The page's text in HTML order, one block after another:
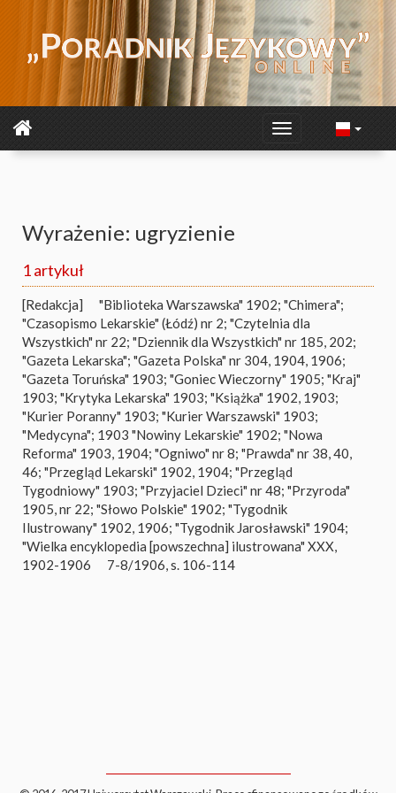
Wyrażenie: ugryzienie
1 artykuł
[Redakcja]
"Biblioteka Warszawska" 1902; "Chimera";
"Czasopismo Lekarskie" (Łódź) nr 2; "Czytelnia dla
Wszystkich" nr 22; "Dziennik dla Wszystkich" nr 185, 202;
"Gazeta Lekarska"; "Gazeta Polska" nr 304, 1904, 1906;
"Gazeta Toruńska" 1903; "Goniec Wieczorny" 1905; "Kraj"
1903; "Krytyka Lekarska" 1903; "Książka" 1902, 1903;
"Kurier Poranny" 1903; "Kurier Warszawski" 1903;
"Medycyna"; 1903 "Nowiny Lekarskie" 1902; "Nowa
Reforma" 1903, 1904; "Ogniwo" nr 8; "Prawda" nr 38, 40,
46; "Przegląd Lekarski" 1902, 1904; "Przegląd
Tygodniowy" 1903; "Przyjaciel Dzieci" nr 48; "Przyroda"
1905, nr 22; "Słowo Polskie" 1902; "Tygodnik
Ilustrowany" 1902, 1906; "Tygodnik Jarosławski" 1904;
"Wielka encyklopedia [powszechna] ilustrowana" XXX,
1902-1906
7-8/1906, s. 106-114